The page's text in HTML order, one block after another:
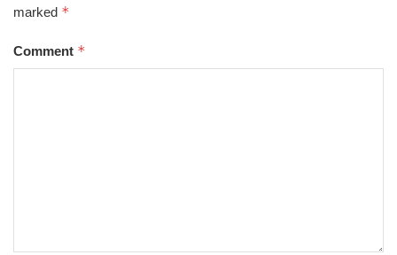
marked *
Comment *